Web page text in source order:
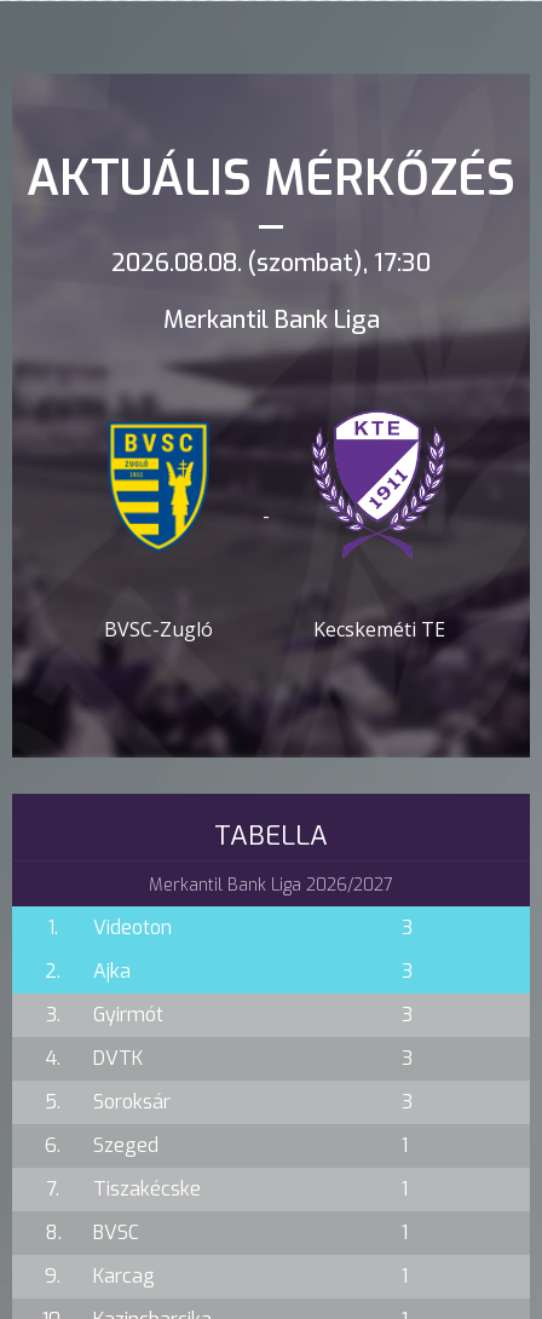
AKTUÁLIS MÉRKŐZÉS
2026.08.08. (szombat), 17:30
Merkantil Bank Liga
BVSC-Zugló
-
Kecskeméti TE
TABELLA
Merkantil Bank Liga 2026/2027
1. Videoton
3
2.
Ajka
3
3.
Gyirmót
3
4.
DVTK
3
5.
Soroksár
3
6.
Szeged
1
7.
Tiszakécske
1
8.
BVSC
1
9.
Karcag
1